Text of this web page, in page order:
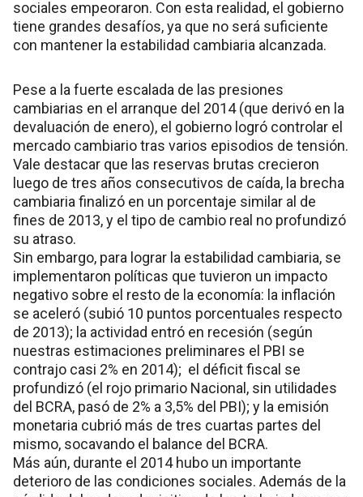
sociales empeoraron. Con esta realidad, el gobierno
tiene grandes desafíos, ya que no será suficiente
con mantener la estabilidad cambiaria alcanzada.
Pese a la fuerte escalada de las presiones
cambiarias en el arranque del 2014 (que derivó en la
devaluación de enero), el gobierno logró controlar el
mercado cambiario tras varios episodios de tensión.
Vale destacar que las reservas brutas crecieron
luego de tres años consecutivos de caída, la brecha
cambiaria finalizó en un porcentaje similar al de
fines de 2013, y el tipo de cambio real no profundizó
su atraso.
Sin embargo, para lograr la estabilidad cambiaria, se
implementaron políticas que tuvieron un impacto
negativo sobre el resto de la economía: la inflación
se aceleró (subió 10 puntos porcentuales respecto
de 2013); la actividad entró en recesión (según
nuestras estimaciones preliminares el PBI se
contrajo casi 2% en 2014); el déficit fiscal se
profundizó (el rojo primario Nacional, sin utilidades
del BCRA, pasó de 2% a 3,5% del PBI); y la emisión
monetaria cubrió más de tres cuartas partes del
mismo, socavando el balance del BCRA.
Más aún, durante el 2014 hubo un importante
deterioro de las condiciones sociales. Además de la